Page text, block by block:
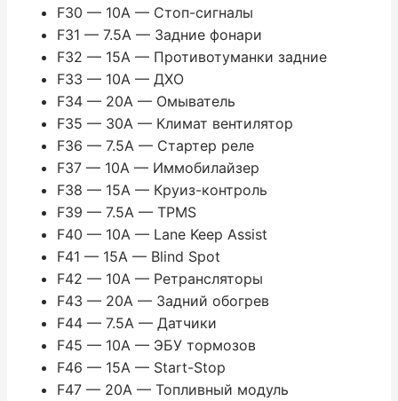
F30 — 10A — Стоп-сигналы
F31 — 7.5A — Задние фонари
F32 — 15A — Противотуманки задние
F33 — 10A — ДХО
F34 — 20A — Омыватель
F35 — 30A — Климат вентилятор
F36 — 7.5A — Стартер реле
F37 — 10A — Иммобилайзер
F38 — 15A — Круиз-контроль
F39 — 7.5A — TPMS
F40 — 10A — Lane Keep Assist
F41 — 15A — Blind Spot
F42 — 10A — Ретрансляторы
F43 — 20A — Задний обогрев
F44 — 7.5A — Датчики
F45 — 10A — ЭБУ тормозов
F46 — 15A — Start-Stop
F47 — 20A — Топливный модуль